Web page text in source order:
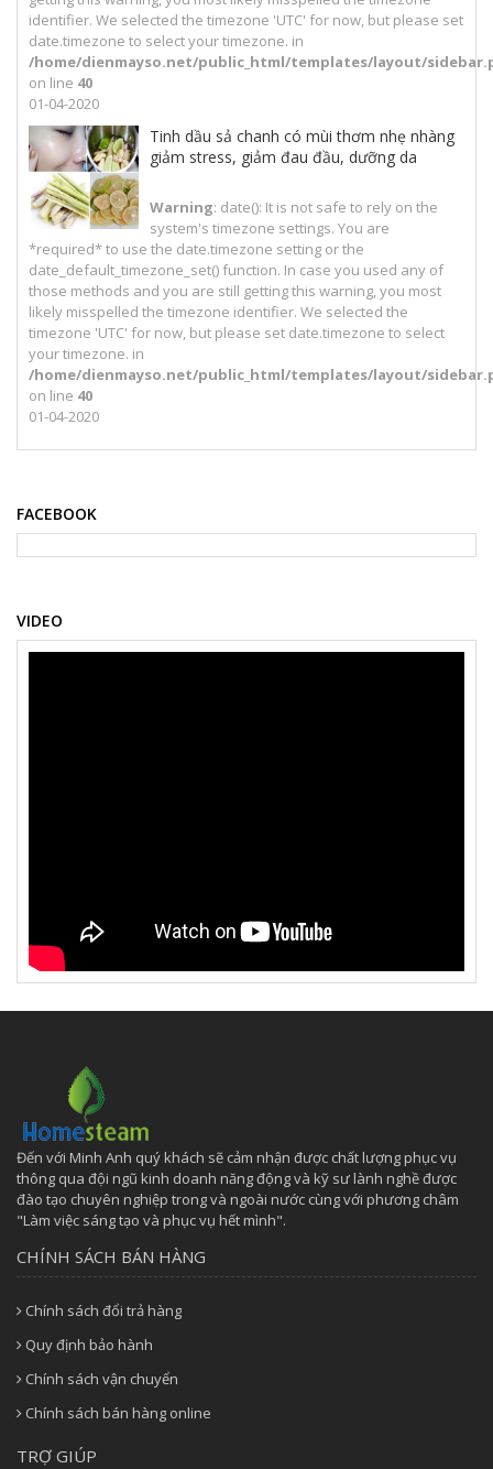
identifier. We selected the timezone 'UTC' for now, but please set
date.timezone to select your timezone. in
/home/dienmayso.net/public_html/templates/layout/
on line 40
01-04-2020
Tinh dầu sả chanh có mùi thơm nhẹ nhàng
giảm stress, giảm đau đầu, dưỡng da
Warning: date(): It is not safe to rely on the
system's timezone settings. You are
*required* to use the date.timezone setting or the
date_default_timezone_set() function. In case you used any of
those methods and you are still getting this warning, you most
likely misspelled the timezone identifier. We selected the
timezone 'UTC' for now, but please set date.timezone to select
your timezone. in
/home/dienmayso.net/public_html/templates/layout/
on line 40
01-04-2020
FACEBOOK
VIDEO
Đến với Minh Anh quý khách sẽ cảm nhận được chất lượng phục vụ
thông qua đội ngũ kinh doanh năng động và kỹ sư lành nghề được
đào tạo chuyên nghiệp trong và ngoài nước cùng với phương châm
"Làm việc sáng tạo và phục vụ hết mình".
CHÍNH SÁCH BÁN HÀNG
Chính sách đổi trả hàng
Quy định bảo hành
Chính sách vận chuyển
Chính sách bán hàng online
TRỢ GIÚP